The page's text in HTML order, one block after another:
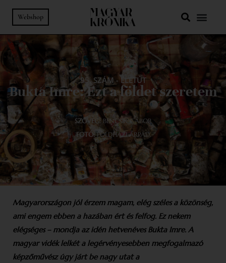
Webshop
95. SZÁM-ÉLETÚT
Bukta Imre: Ezt a földet szeretem
SZÖVEG:BENCSIK GÁBOR
FOTÓ:FÖLDHÁZI ÁRPÁD
Magyarországon jól érzem magam, elég széles a közönség,
ami engem ebben a hazában ért és felfog. Ez nekem
elégséges – mondja az idén hetvenéves Bukta Imre. A
magyar vidék lelkét a legérvényesebben megfogalmazó
képzőművész úgy járt be nagy utat a